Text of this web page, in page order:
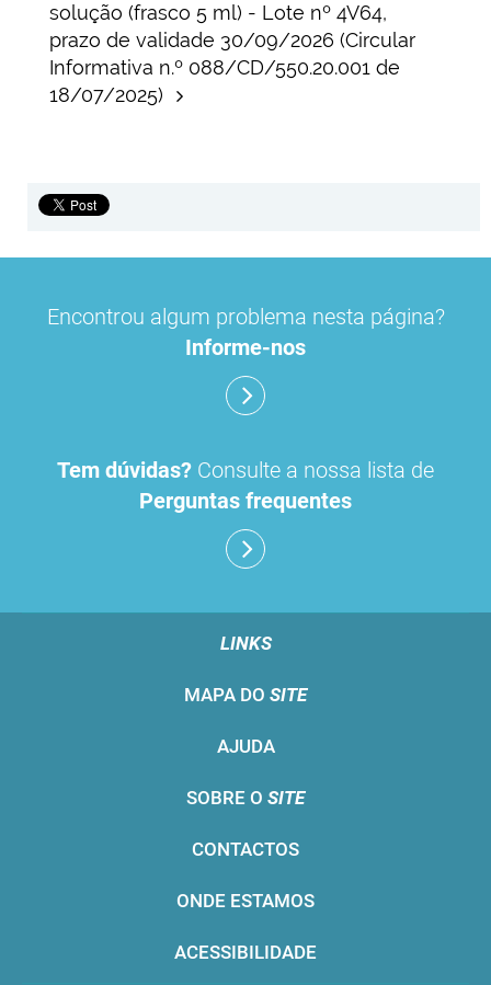
solução (frasco 5 ml) - Lote nº 4V64,
prazo de validade 30/09/2026 (Circular
Informativa n.º 088/CD/550.20.001 de
18/07/2025)
Encontrou algum problema nesta página?
Informe-nos
Tem dúvidas? Consulte a nossa lista de
Perguntas frequentes
LINKS
MAPA DO SITE
AJUDA
SOBRE O SITE
CONTACTOS
ONDE ESTAMOS
ACESSIBILIDADE